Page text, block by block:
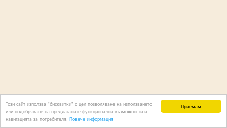
Приемам
Този сайт използва "бисквитки" с цел позволяване на използването
или подобряване на предлаганите функционални възможности и
навигацията за потребителя. Повече информация